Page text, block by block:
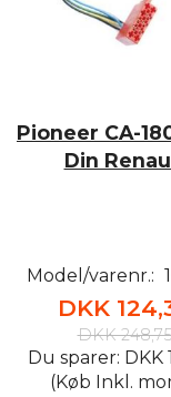
Pioneer CA-
Din
Model/varenr.:
DKK
DKK 248,75
Du sparer: DKK
(Køb Inkl.